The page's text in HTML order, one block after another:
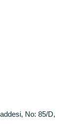
No: 85/D,